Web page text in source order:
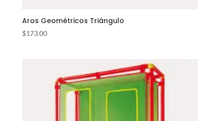
Aros Geométricos Triángulo
$173.00